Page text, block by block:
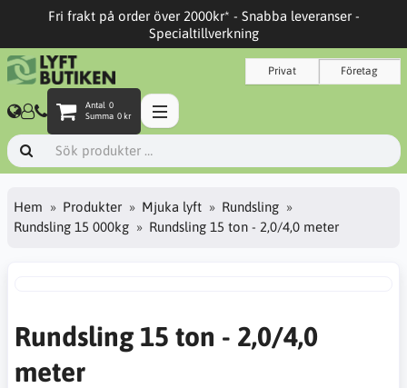
Fri frakt på order över 2000kr* - Snabba leveranser -
Specialtillverkning
Privat Företag
Antal 0
Summa 0 kr
Hem Produkter Mjuka lyft
Rundsling
Rundsling 15 000kg
Rundsling 15 ton - 2,0/4,0 meter
Rundsling 15 ton - 2,0/4,0
meter